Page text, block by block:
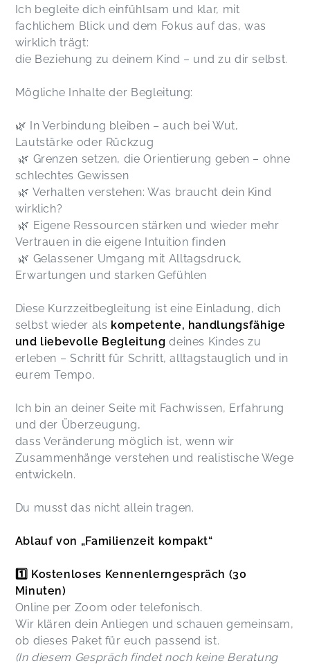
Ich begleite dich einfühlsam und klar, mit
fachlichem Blick und dem Fokus auf das, was
wirklich trägt:
die Beziehung zu deinem Kind – und zu dir selbst.
Mögliche Inhalte der Begleitung:
🌿 In Verbindung bleiben – auch bei Wut,
Lautstärke oder Rückzug
🌿 Grenzen setzen, die Orientierung geben – ohne
schlechtes Gewissen
🌿 Verhalten verstehen: Was braucht dein Kind
wirklich?
🌿 Eigene Ressourcen stärken und wieder mehr
Vertrauen in die eigene Intuition finden
🌿 Gelassener Umgang mit Alltagsdruck,
Erwartungen und starken Gefühlen
Diese Kurzzeitbegleitung ist eine Einladung, dich
selbst wieder als kompetente, handlungsfähige
und liebevolle Begleitung deines Kindes zu
erleben – Schritt für Schritt, alltagstauglich und in
eurem Tempo.
Ich bin an deiner Seite mit Fachwissen, Erfahrung
und der Überzeugung,
dass Veränderung möglich ist, wenn wir
Zusammenhänge verstehen und realistische Wege
entwickeln.
Du musst das nicht allein tragen.
Ablauf von „Familienzeit kompakt“
1️⃣ Kostenloses Kennenlerngespräch (30
Minuten)
Online per Zoom oder telefonisch.
Wir klären dein Anliegen und schauen gemeinsam,
ob dieses Paket für euch passend ist.
(In diesem Gespräch findet noch keine Beratung